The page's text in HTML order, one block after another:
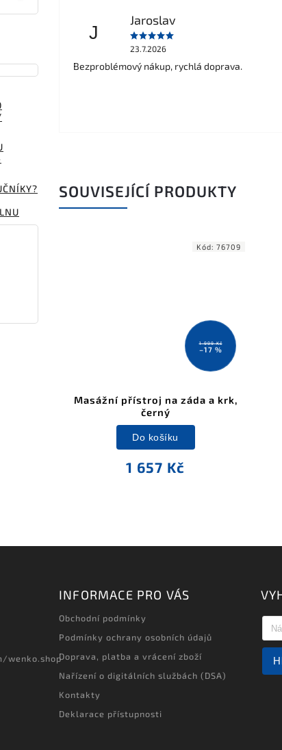
J
Jaroslav
23.7.2026
Bezproblémový nákup, rychlá doprava.
SOUVISEJÍCÍ PRODUKTY
1 999 Kč
–17 %
Masážní přístroj na záda a krk,
černý
1 657 Kč
Do košíku
Kód: 76709
wenko.shop
INFORMACE PRO VÁS
Obchodní podmínky
Podmínky ochrany osobních údajů
Doprava, platba a vrácení zboží
Nařízení o digitálních službách (DSA)
Kontakty
Deklarace přístupnosti